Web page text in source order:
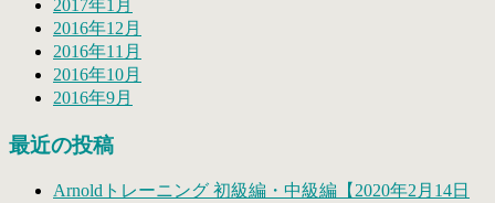
2017年1月
2016年12月
2016年11月
2016年10月
2016年9月
最近の投稿
Arnoldトレーニング 初級編・中級編【2020年2月14日